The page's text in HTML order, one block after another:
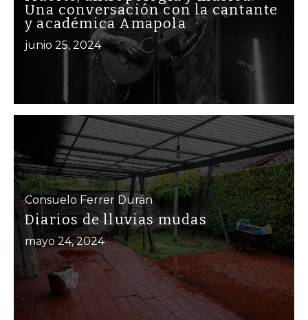
Una conversación con la cantante
y académica Amapola
junio 25, 2024
Consuelo Ferrer Durán
Diarios de lluvias mudas
mayo 24, 2024